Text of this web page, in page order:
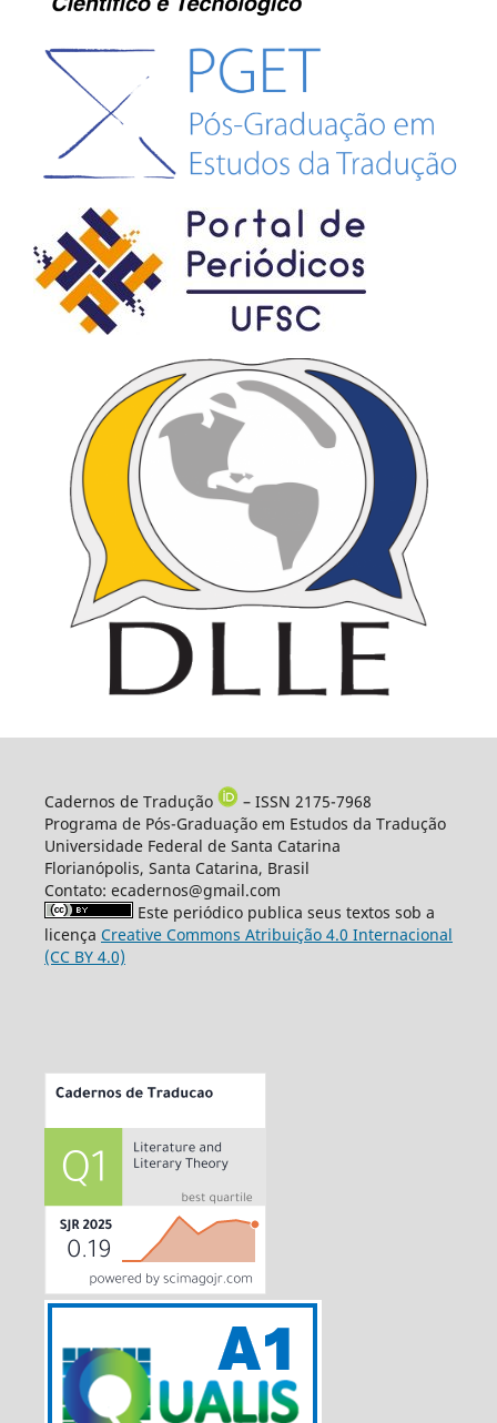
Cadernos de Tradução
– ISSN 2175-7968
Programa de Pós-Graduação em Estudos da Tradução
Universidade Federal de Santa Catarina
Florianópolis, Santa Catarina, Brasil
Contato: ecadernos@gmail.com
Este periódico publica seus textos sob a
licença Creative Commons Atribuição 4.0 Internacional
(CC BY 4.0)